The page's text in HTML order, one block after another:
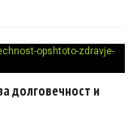
долговечност и